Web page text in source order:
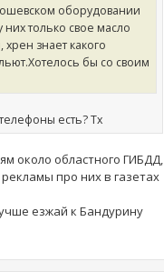
оборудовании
них только свое масло
знает какого
бы со своим
есть? Tx
около областного ГИБДД,
про них в газетах
езжай к Бандурину